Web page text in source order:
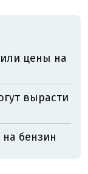
цены на
вырасти
бензин